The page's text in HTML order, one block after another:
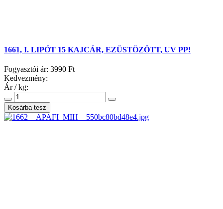
1661, I. LIPÓT 15 KAJCÁR, EZÜSTÖZÖTT, UV PP!
Fogyasztói ár: 3990 Ft
Kedvezmény:
Ár / kg: